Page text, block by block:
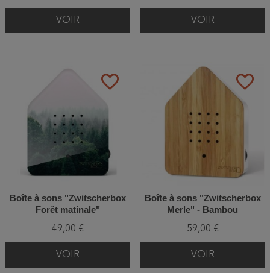
VOIR VOIR
favorite_border
Boîte à sons "Zwitscherbox
Forêt matinale"
49,00 €
VOIR
favorite_border
Boîte à sons "Zwitscherbox
Merle" - Bambou
59,00 €
VOIR